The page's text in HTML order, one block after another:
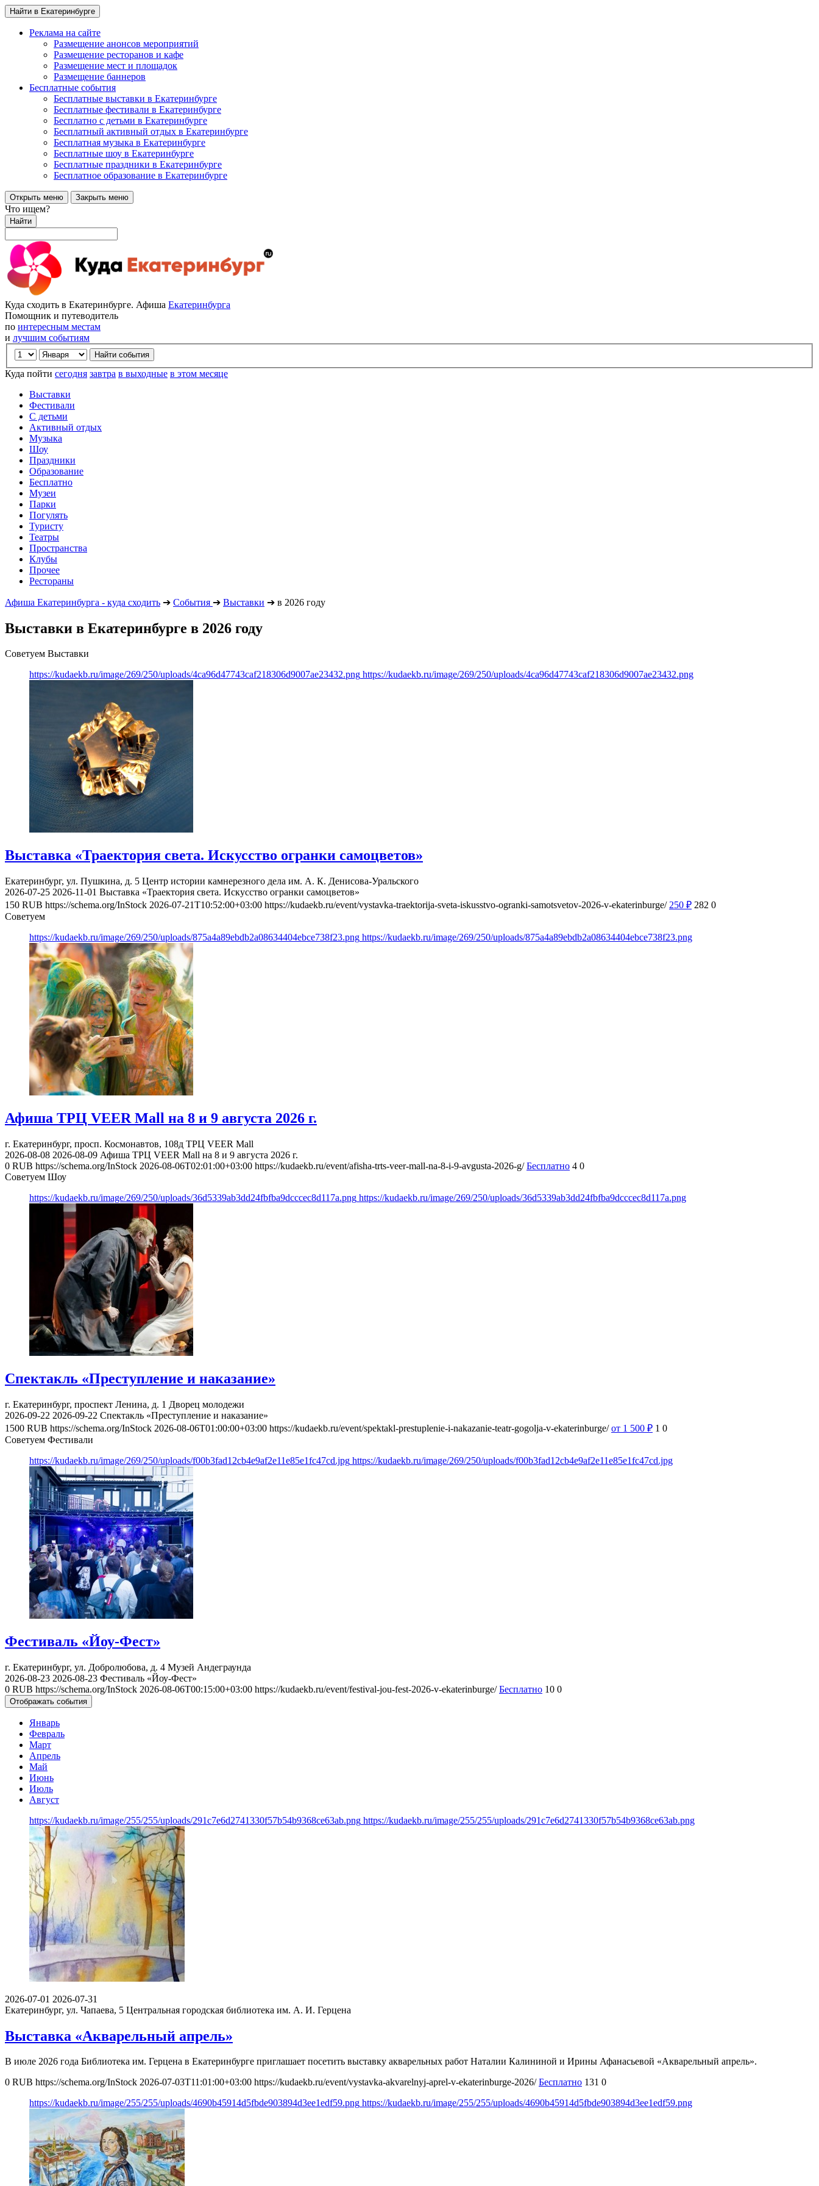
Найти в Екатеринбурге
Реклама на сайте
Размещение анонсов мероприятий
Размещение ресторанов и кафе
Размещение мест и площадок
Размещение баннеров
Бесплатные события
Бесплатные выставки в Екатеринбурге
Бесплатные фестивали в Екатеринбурге
Бесплатно с детьми в Екатеринбурге
Бесплатный активный отдых в Екатеринбурге
Бесплатная музыка в Екатеринбурге
Бесплатные шоу в Екатеринбурге
Бесплатные праздники в Екатеринбурге
Бесплатное образование в Екатеринбурге
Открыть меню Закрыть меню
Что ищем?
Найти
Куда сходить в Екатеринбурге. Афиша Екатеринбурга
Помощник и путеводитель
по интересным местам
и лучшим событиям
Куда пойти сегодня завтра в выходные в этом месяце
Выставки
Фестивали
С детьми
Активный отдых
Музыка
Шоу
Праздники
Образование
Бесплатно
Музеи
Парки
Погулять
Туристу
Театры
Пространства
Клубы
Прочее
Рестораны
Афиша Екатеринбурга - куда сходить ➔ События ➔ Выставки ➔ в 2026 году
Выставки в Екатеринбурге в 2026 году
Советуем Выставки
https://kudaekb.ru/image/269/250/uploads/4ca96d47743caf218306d9007ae23432.png https://kudaekb.ru/image/269/250/uploads/4ca96d47743caf218306d9007ae23432.png
Выставка «Траектория света. Искусство огранки самоцветов»
Екатеринбург, ул. Пушкина, д. 5 Центр истории камнерезного дела им. А. К. Денисова-Уральского
2026-07-25 2026-11-01 Выставка «Траектория света. Искусство огранки самоцветов»
150 RUB https://schema.org/InStock 2026-07-21T10:52:00+03:00 https://kudaekb.ru/event/vystavka-traektorija-sveta-iskusstvo-ogranki-samotsvetov-2026-v-ekaterinburge/ 250 ₽ 282 0
Советуем
https://kudaekb.ru/image/269/250/uploads/875a4a89ebdb2a08634404ebce738f23.png https://kudaekb.ru/image/269/250/uploads/875a4a89ebdb2a08634404ebce738f23.png
Афиша ТРЦ VEER Mall на 8 и 9 августа 2026 г.
г. Екатеринбург, просп. Космонавтов, 108д ТРЦ VEER Mall
2026-08-08 2026-08-09 Афиша ТРЦ VEER Mall на 8 и 9 августа 2026 г.
0 RUB https://schema.org/InStock 2026-08-06T02:01:00+03:00 https://kudaekb.ru/event/afisha-trts-veer-mall-na-8-i-9-avgusta-2026-g/ Бесплатно 4 0
Советуем Шоу
https://kudaekb.ru/image/269/250/uploads/36d5339ab3dd24fbfba9dcccec8d117a.png https://kudaekb.ru/image/269/250/uploads/36d5339ab3dd24fbfba9dcccec8d117a.png
Спектакль «Преступление и наказание»
г. Екатеринбург, проспект Ленина, д. 1 Дворец молодежи
2026-09-22 2026-09-22 Спектакль «Преступление и наказание»
1500 RUB https://schema.org/InStock 2026-08-06T01:00:00+03:00 https://kudaekb.ru/event/spektakl-prestuplenie-i-nakazanie-teatr-gogolja-v-ekaterinburge/ от 1 500 ₽ 1 0
Советуем Фестивали
https://kudaekb.ru/image/269/250/uploads/f00b3fad12cb4e9af2e11e85e1fc47cd.jpg https://kudaekb.ru/image/269/250/uploads/f00b3fad12cb4e9af2e11e85e1fc47cd.jpg
Фестиваль «Йоу-Фест»
г. Екатеринбург, ул. Добролюбова, д. 4 Музей Андеграунда
2026-08-23 2026-08-23 Фестиваль «Йоу-Фест»
0 RUB https://schema.org/InStock 2026-08-06T00:15:00+03:00 https://kudaekb.ru/event/festival-jou-fest-2026-v-ekaterinburge/ Бесплатно 10 0
Отображать события
Январь
Февраль
Март
Апрель
Май
Июнь
Июль
Август
https://kudaekb.ru/image/255/255/uploads/291c7e6d2741330f57b54b9368ce63ab.png https://kudaekb.ru/image/255/255/uploads/291c7e6d2741330f57b54b9368ce63ab.png
2026-07-01 2026-07-31
Екатеринбург, ул. Чапаева, 5 Центральная городская библиотека им. А. И. Герцена
Выставка «Акварельный апрель»
В июле 2026 года Библиотека им. Герцена в Екатеринбурге приглашает посетить выставку акварельных работ Наталии Калининой и Ирины Афанасьевой «Акварельный апрель».
0 RUB https://schema.org/InStock 2026-07-03T11:01:00+03:00 https://kudaekb.ru/event/vystavka-akvarelnyj-aprel-v-ekaterinburge-2026/ Бесплатно 131 0
https://kudaekb.ru/image/255/255/uploads/4690b45914d5fbde903894d3ee1edf59.png https://kudaekb.ru/image/255/255/uploads/4690b45914d5fbde903894d3ee1edf59.png